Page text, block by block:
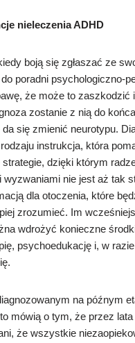
nieleczenia ADHD
boją się zgłaszać ze
poradni psychologiczno-
że może to zaszkodzić
zostanie z nią do
się zmienić neurotypu.
instrukcja, która
strategie, dzięki którym
wyzwaniami nie jest aż tak
dla otoczenia, które
zrozumieć. Im
wdrożyć konieczne
psychoedukację i, w
na późnym
mówią o tym, że przez
że wszystkie